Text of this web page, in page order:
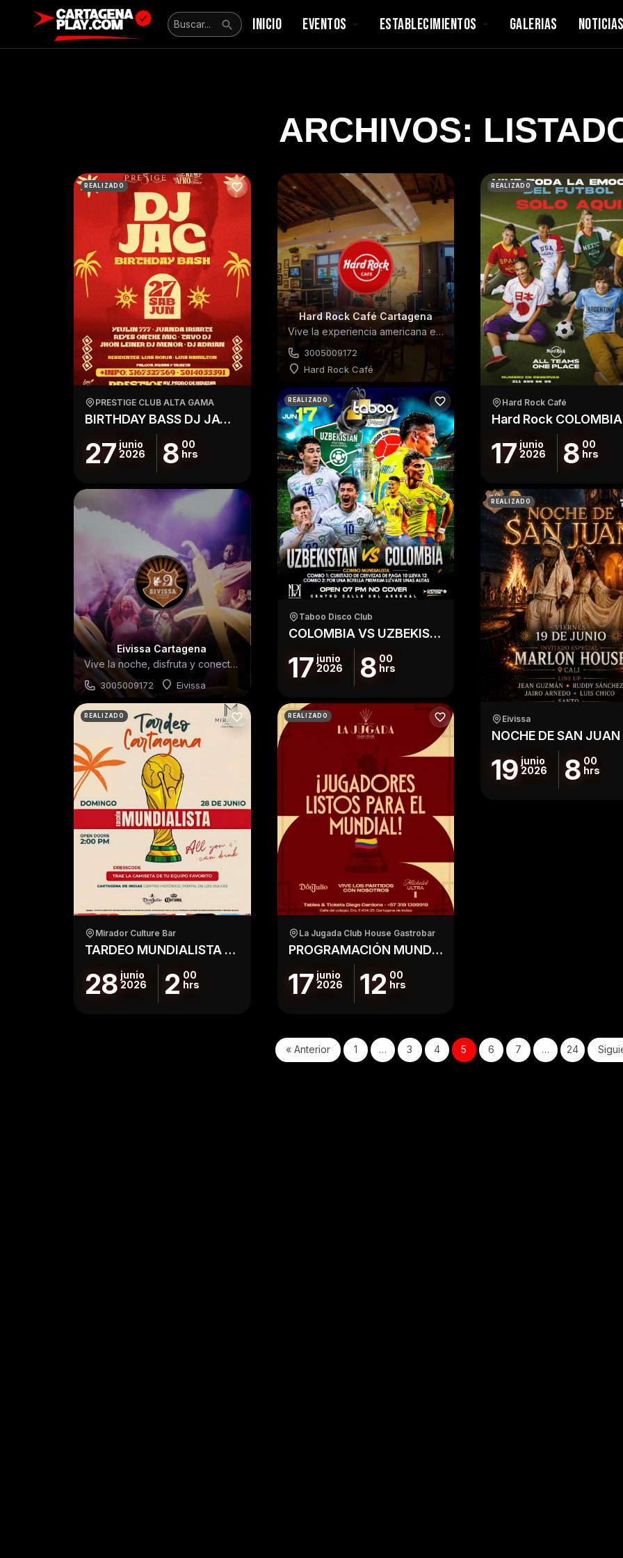
INICIO EVENTOS ESTABLECIMIENTOS GALERIAS NOTICIAS
ARCHIVOS:
REALIZADO
PRESTIGE CLUB ALTA GAMA
BIRTHDAY BASS DJ JAC EN PRESTIGE
27 junio
2026
8 00
hrs
Hard Rock Café Cartagena
Vive la experiencia americana en Cartagena
3005009172
Hard Rock Café
Restaurantes
REALIZADO
Hard Rock Café
17 junio
2026
8 00
hrs
REALIZADO
Taboo Disco Club
COLOMBIA VS UZBEKISTAN EN TABOO
17 junio
2026
8 00
hrs
Eivissa Cartagena
Vive la noche, disfruta y conecta en Eivissa Cartagena
3005009172 Eivissa
Discoteca
REALIZADO
Eivissa
19 junio
2026
8 00
hrs
REALIZADO
Mirador Culture Bar
TARDEO MUNDIALISTA EN EL MIRADOR
28 junio
2026
2 00
hrs
REALIZADO
La Jugada Club House Gastrobar
PROGRAMACIÓN MUNDIALISTA
17 junio
2026
12 00
hrs
« Anterior 1 … 3 4 5 6 7 … 24